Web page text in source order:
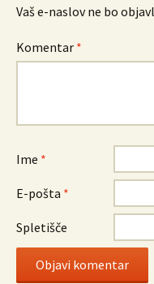
Vaš e-naslov ne bo
Komentar *
Ime *
E-pošta *
Spletišče